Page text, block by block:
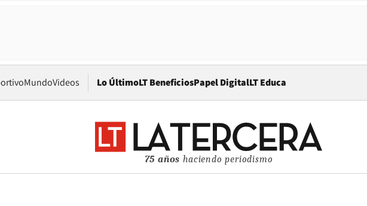
MundoVideos Lo ÚltimoLT BeneficiosPapel DigitalOpens in new window
LT Educa
75 años haciendo periodismo